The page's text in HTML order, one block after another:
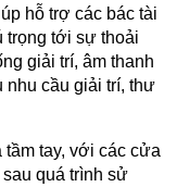
hỗ trợ các bác tài
trọng tới sự thoải
giải trí, âm thanh
nhu cầu giải trí, thư
tay, với các cửa
quá trình sử